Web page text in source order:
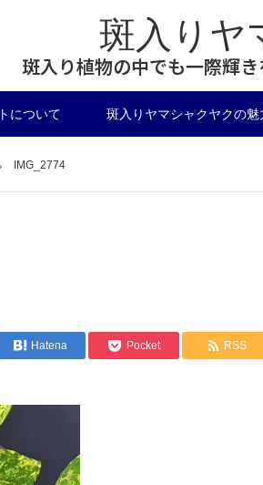
斑入りヤ
斑入り植物の中でも一際輝
について 斑入りヤマシャクヤクの
IMG_2774
Hatena Pocket RSS